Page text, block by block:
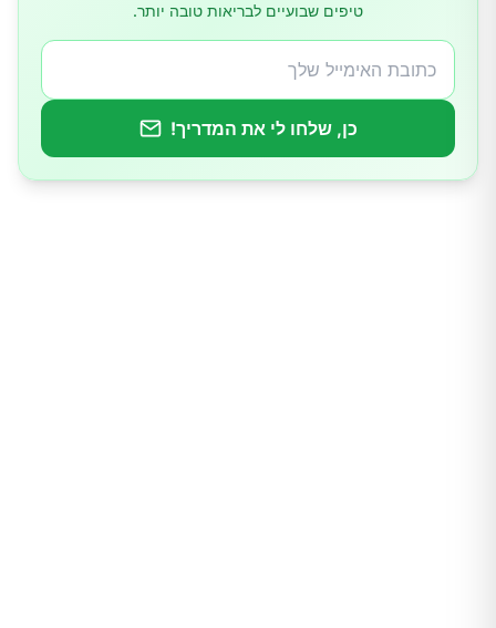
האזינו למוזיקה, או צרו אותה
לטפו את הכלב שלכם
שנת לילה טובה
טיפים שבועיים לבריאות טובה יותר.
כן, שלחו לי את המדריך!